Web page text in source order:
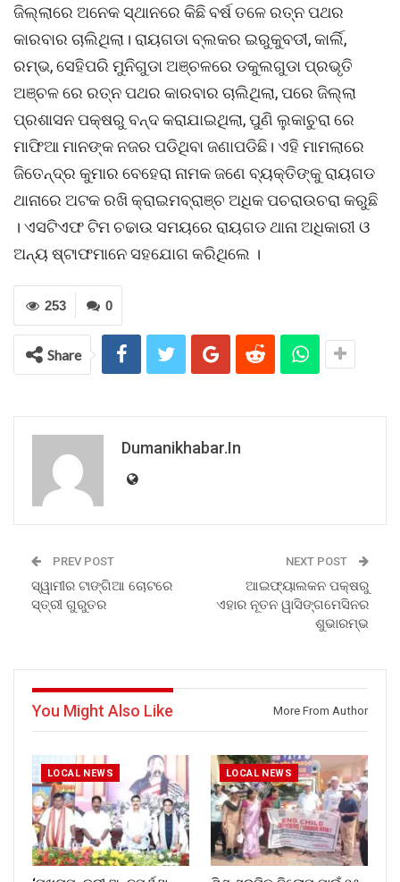
ଜିଲ୍ଲାରେ ଅନେକ ସ୍ଥାନରେ କିଛି ବର୍ଷ ତଳେ ରତ୍ନ ପଥର
କାରବାର ଚାଲିଥିଲା। ରାୟଗଡା ବ୍ଲକର ଇରୁକୁବଡୀ, କାର୍ଲି,
ରମ୍ଭ, ସେହିପରି ମୁନିଗୁଡା ଅଞ୍ଚଳରେ ଡକୁଲଗୁଡା ପ୍ରଭୃତି
ଅଞ୍ଚଳ ରେ ରତ୍ନ ପଥର କାରବାର ଚାଲିଥିଲା, ପରେ ଜିଲ୍ଲା
ପ୍ରଶାସନ ପକ୍ଷରୁ ବନ୍ଦ କରାଯାଇଥିଲା, ପୁଣି ଲୁକାଚୁରା ରେ
ମାଫିଆ ମାନଙ୍କ ନଜର ପଡିଥିବା ଜଣାପଡିଛି। ଏହି ମାମଲାରେ
ଜିତେନ୍ଦ୍ର କୁମାର ବେହେରା ନାମକ ଜଣେ ବ୍ୟକ୍ତିଙ୍କୁ ରାୟଗଡ
ଥାନାରେ ଅଟକ ରଖି କ୍ରାଇମବ୍ରାଞ୍ଚ ଅଧିକ ପଚରାଉଚରା କରୁଛି
। ଏସଟିଏଫ ଟିମ ଚଢାଉ ସମୟରେ ରାୟଗଡ ଥାନା ଅଧିକାରୀ ଓ
ଅନ୍ୟ ଷ୍ଟାଫମାନେ ସହଯୋଗ କରିଥିଲେ ।
0
253
Share
Dumanikhabar.in
PREV POST
ସ୍ୱାମୀର ଟାଙ୍ଗିଆ ଚୋଟରେ
ସ୍ତ୍ରୀ ଗୁରୁତର
NEXT POST
ଆଇଫ୍ୟାଲକନ ପକ୍ଷରୁ
ଏହାର ନୂତନ ୱାସିଙ୍ଗମେସିନର
ଶୁଭାରମ୍ଭ
You Might Also Like More From Author
LOCAL NEWS LOCAL NEWS